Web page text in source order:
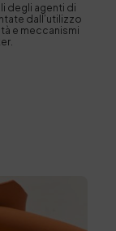
degli agenti di
dall’utilizzo
e meccanismi